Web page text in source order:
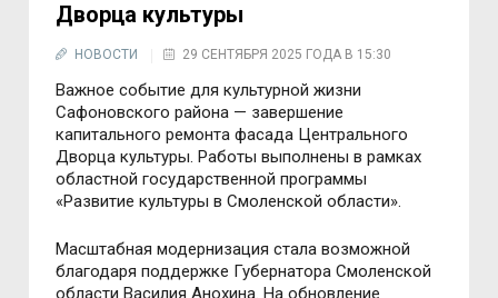
Дворца культуры
НОВОСТИ 29 СЕНТЯБРЯ 2025 ГОДА В 15:30
Важное событие для культурной жизни
Сафоновского района — завершение
капитального ремонта фасада Центрального
Дворца культуры. Работы выполнены в рамках
областной государственной программы
«Развитие культуры в Смоленской области».
Масштабная модернизация стала возможной
благодаря поддержке Губернатора Смоленской
области Василия Анохина. На обновление